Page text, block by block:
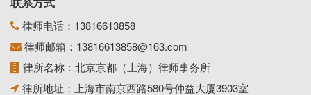
联系方式
律师电话： 13816613858
律师邮箱： 13816613858@163.com
律所名称：北京京都（上海）律师事务所
律所地址：上海市南京西路580号仲益大厦3903室